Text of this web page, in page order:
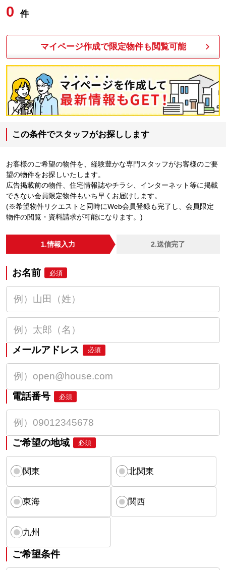
0 件
マイページ作成で限定物件も閲覧可能
この条件でスタッフがお探しします
お客様のご希望の物件を、経験豊かな専門スタッフがお客様のご要
望の物件をお探しいたします。
広告掲載前の物件、住宅情報誌やチラシ、インターネット等に掲載
できない会員限定物件もいち早くお届けします。
(※希望物件リクエストと同時にWeb会員登録も完了し、会員限定
物件の閲覧・資料請求が可能になります。)
1.情報入力 2.送信完了
お名前 必須
メールアドレス 必須
電話番号 必須
ご希望の地域 必須
関東 北関東
東海 関西
九州
ご希望条件